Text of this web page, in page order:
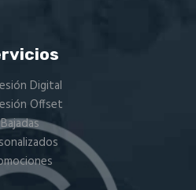
Digital
Offset
Bajadas